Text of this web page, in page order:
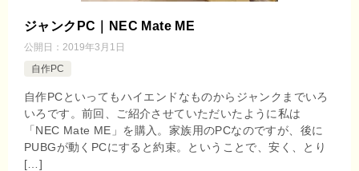
ジャンクPC｜NEC Mate ME
公開日： 2019年3月1日
自作PC
自作PCといってもハイエンドなものからジャンクまでいろ
いろです。前回、ご紹介させていただいたように私は
「NEC Mate ME」を購入。家族用のPCなのですが、後に
PUBGが動くPCにすると約束。ということで、安く、とり
[…]